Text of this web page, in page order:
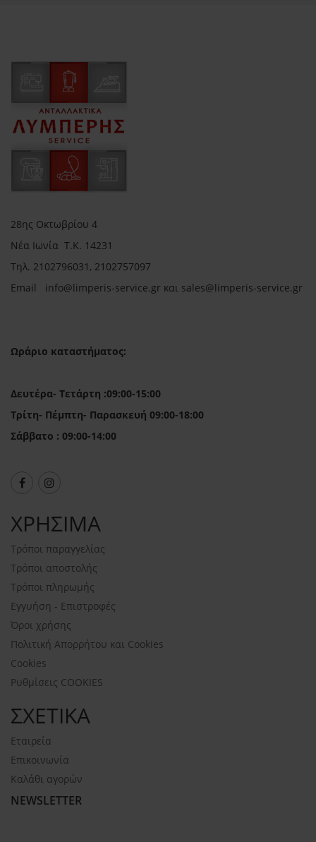
28ης Οκτωβρίου 4
Νέα Ιωνία Τ.Κ. 14231
Τηλ. 2102796031, 2102757097
Email info@limperis-service.gr και sales@limperis-service.gr
Ωράριο καταστήματος:
Δευτέρα- Τετάρτη :09:00-15:00
Τρίτη- Πέμπτη- Παρασκευή 09:00-18:00
Σάββατο : 09:00-14:00
ΧΡΗΣΙΜΑ
Τρόποι παραγγελίας
Τρόποι αποστολής
Τρόποι πληρωμής
Εγγυήση - Επιστροφές
Όροι χρήσης
Πολιτική Απορρήτου και Cookies
Cookies
Ρυθμίσεις COOKIES
ΣΧΕΤΙΚΑ
Εταιρεία
Επικοινωνία
Καλάθι αγορών
NEWSLETTER